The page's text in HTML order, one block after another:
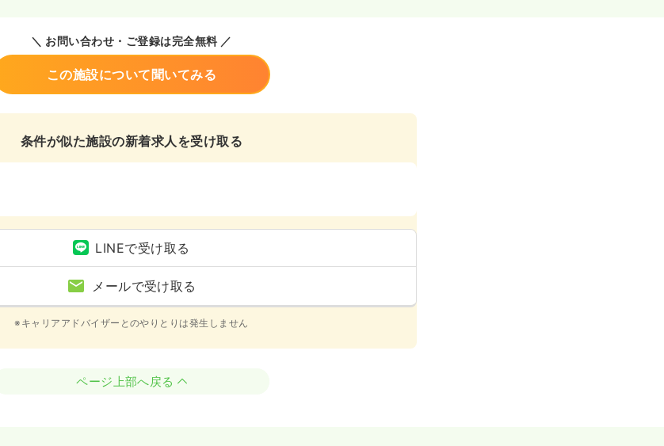
＼ お問い合わせ・ご登録は完全無料 ／
この施設について聞いてみる
条件が似た施設の新着求人を受け取る
LINEで受け取る
メールで受け取る
※キャリアアドバイザーとのやりとりは発生しません
ページ上部へ戻る